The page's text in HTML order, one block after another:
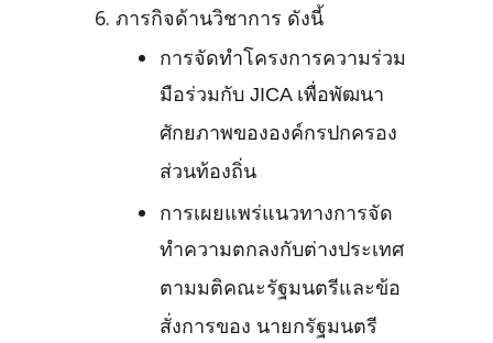
ภารกิจด้านวิชาการ ดังนี้
การจัดทำโครงการความร่วม
มือร่วมกับ JICA เพื่อพัฒนา
ศักยภาพขององค์กรปกครอง
ส่วนท้องถิ่น
การเผยแพร่แนวทางการจัด
ทำความตกลงกับต่างประเทศ
ตามมติคณะรัฐมนตรีและข้อ
สั่งการของ นายกรัฐมนตรี